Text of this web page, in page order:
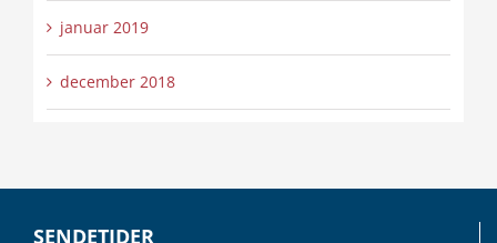
januar 2019
december 2018
SENDETIDER